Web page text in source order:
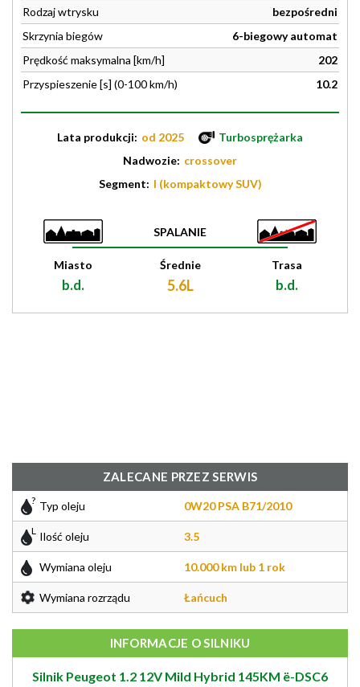
Rodzaj wtrysku
bezpośredni
Skrzynia biegów
6-biegowy automat
Prędkość maksymalna [km/h]
202
Przyspieszenie [s] (0-100 km/h)
10.2
Lata produkcji: od 2025
Turbosprężarka
Nadwozie: crossover
Segment: I (kompaktowy SUV)
SPALANIE
Miasto
b.d.
Średnie
5.6L
Trasa
b.d.
ZALECANE PRZEZ SERWIS
Typ oleju 0W20 PSA B71/2010
Ilość oleju 3.5
Wymiana oleju 10.000 km lub 1 rok
Wymiana rozrządu Łańcuch
INFORMACJE O SILNIKU
Silnik Peugeot 1.2 12V Mild Hybrid 145KM ë-DSC6